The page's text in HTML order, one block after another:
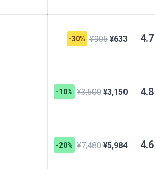
-30% ¥905 ¥633 4.7
-10% ¥3,500 ¥3,150 4.8
-20% ¥7,480 ¥5,984 4.6